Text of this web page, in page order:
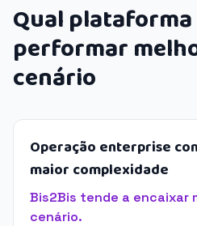
Qual
performar
cenário
Operação enterprise
maior complexidade
Bis2Bis tende a encaixar
cenário.